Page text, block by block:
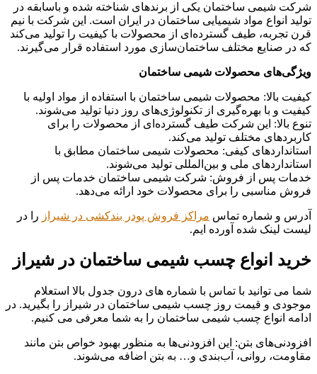
شرکت شیمی ساختمان یکی از برندهای شناخته شده و باسابقه در
تولید انواع مواد شیمیایی ساختمان در ایران است. این شرکت با نیم
قرن تجربه، طیف گسترده‌ای از محصولات با کیفیت را تولید می‌کند
که در صنایع مختلف ساختمان‌سازی مورد استفاده قرار می‌گیرند.
ویژگی‌های محصولات شیمی ساختمان
کیفیت بالا: محصولات شیمی ساختمان با استفاده از مواد اولیه با
کیفیت و با بهره‌گیری از تکنولوژی‌های روز دنیا تولید می‌شوند.
تنوع بالا: این شرکت طیف گسترده‌ای از محصولات را برای
کاربردهای مختلف تولید می‌کند.
استانداردهای کیفی: محصولات شیمی ساختمان مطابق با
استانداردهای ملی و بین‌المللی تولید می‌شوند.
خدمات پس از فروش: شرکت شیمی ساختمان خدمات پس از
فروش مناسبی را برای محصولات خود ارائه می‌دهد.
آدرس و شماره تماس مراکز فروش پودر بندکشی در شیراز را در
لیست لینک شده آورده ایم.
خرید انواع چسب شیمی ساختمان در شیراز
شما می توانید با تماس با شماره های درون جدول بالا استعلام
موجودی و قیمت روز چسب شیمی ساختمان در شیراز را بگیرید. در
ادامه انواع چسب شیمی ساختمان را به شما معرفی می کنیم.
افزودنی‌های بتن: این افزودنی‌ها به منظور بهبود خواص بتن مانند
مقاومت، روانی، آب‌بندی و… به بتن اضافه می‌شوند.